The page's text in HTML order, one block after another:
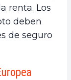
renta. Los
deben
de seguro